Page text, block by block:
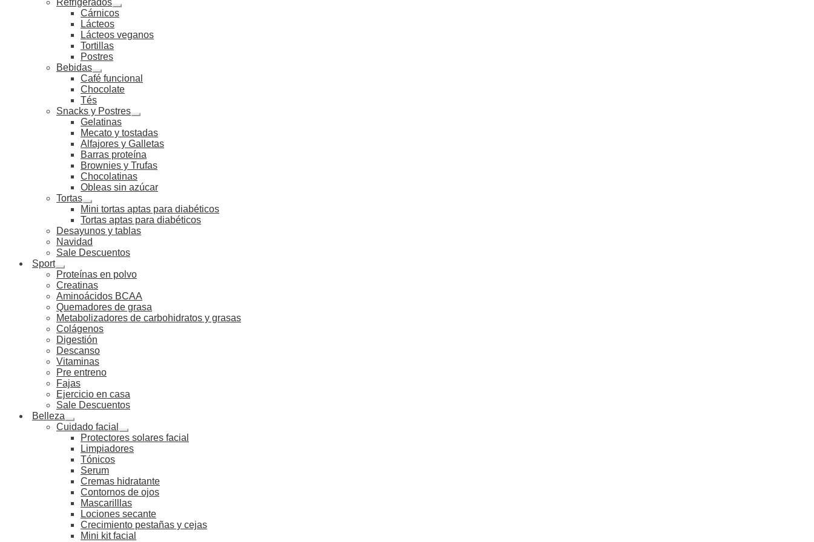
Refrigerados
Cárnicos
Lácteos
Lácteos veganos
Tortillas
Postres
Bebidas
Café funcional
Chocolate
Tés
Snacks y Postres
Gelatinas
Mecato y tostadas
Alfajores y Galletas
Barras proteína
Brownies y Trufas
Chocolatinas
Obleas sin azúcar
Tortas
Mini tortas aptas para diabéticos
Tortas aptas para diabéticos
Desayunos y tablas
Navidad
Sale Descuentos
Sport
Proteínas en polvo
Creatinas
Aminoácidos BCAA
Quemadores de grasa
Metabolizadores de carbohidratos y grasas
Colágenos
Digestión
Descanso
Vitaminas
Pre entreno
Fajas
Ejercicio en casa
Sale Descuentos
Belleza
Cuidado facial
Protectores solares facial
Limpiadores
Tónicos
Serum
Cremas hidratante
Contornos de ojos
Mascarilllas
Lociones secante
Crecimiento pestañas y cejas
Mini kit facial